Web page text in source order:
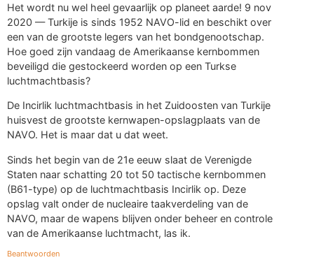
Het wordt nu wel heel gevaarlijk op planeet aarde! 9 nov
2020 — Turkije is sinds 1952 NAVO-lid en beschikt over
een van de grootste legers van het bondgenootschap.
Hoe goed zijn vandaag de Amerikaanse kernbommen
beveiligd die gestockeerd worden op een Turkse
luchtmachtbasis?
De Incirlik luchtmachtbasis in het Zuidoosten van Turkije
huisvest de grootste kernwapen-opslagplaats van de
NAVO. Het is maar dat u dat weet.
Sinds het begin van de 21e eeuw slaat de Verenigde
Staten naar schatting 20 tot 50 tactische kernbommen
(B61-type) op de luchtmachtbasis Incirlik op. Deze
opslag valt onder de nucleaire taakverdeling van de
NAVO, maar de wapens blijven onder beheer en controle
van de Amerikaanse luchtmacht, las ik.
Beantwoorden